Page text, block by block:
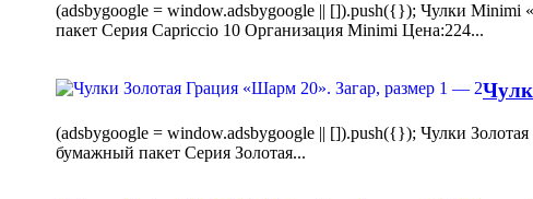
(adsbygoogle = window.adsbygoogle || []).push({}); Чулки
пакет Серия Capriccio 10 Организация Minimi Цена:224...
(adsbygoogle = window.adsbygoogle || []).push({}); Чулки
бумажный пакет Серия Золотая...